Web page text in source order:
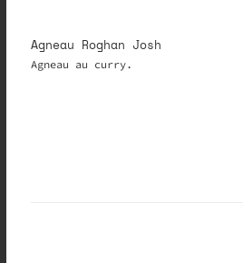
Agneau Roghan Josh
Agneau au curry.